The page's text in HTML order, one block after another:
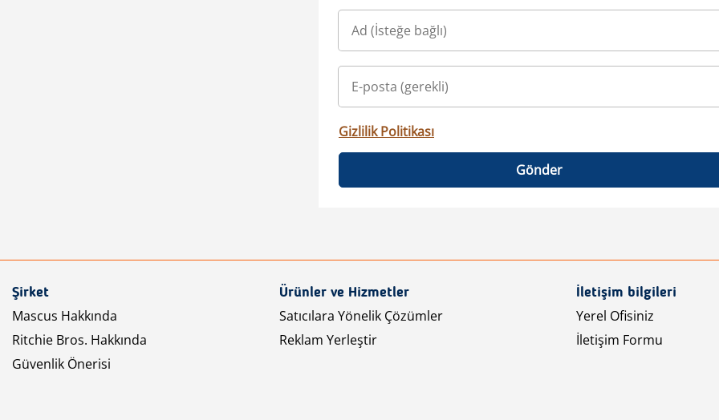
Gizlilik Politikası
Gönder
Şirket
Mascus Hakkında
Ritchie Bros. Hakkında
Güvenlik Önerisi
Ürünler ve Hizmetler
Satıcılara Yönelik Çözümler
Reklam Yerleştir
İletişim bilgileri
Yerel Ofisiniz
İletişim Formu